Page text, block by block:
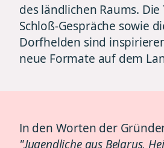
des ländlichen Raums.
Schloß-Gespräche sowie
Dorfhelden sind
neue Formate auf dem
In den Worten der
"Jugendliche aus Belarus,